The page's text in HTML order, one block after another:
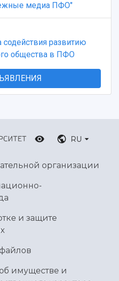
медиа ПФО"
содействия развитию
общества в ПФО
RU
организации
и защите
имуществе и